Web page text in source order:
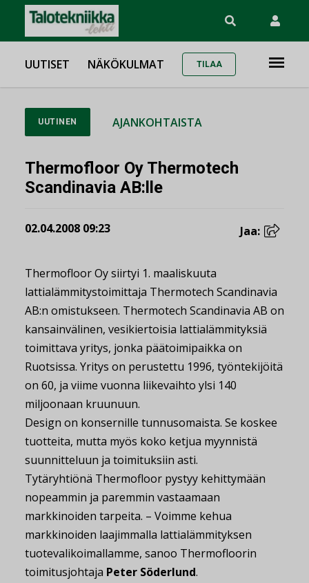
UUTISET NÄKÖKULMAT TILAA
UUTINEN AJANKOHTAISTA
Thermofloor Oy Thermotech
Scandinavia AB:lle
02.04.2008 09:23 Jaa:
Thermofloor Oy siirtyi 1. maaliskuuta
lattialämmitystoimittaja Thermotech Scandinavia
AB:n omistukseen. Thermotech Scandinavia AB on
kansainvälinen, vesikiertoisia lattialämmityksiä
toimittava yritys, jonka päätoimipaikka on
Ruotsissa. Yritys on perustettu 1996, työntekijöitä
on 60, ja viime vuonna liikevaihto ylsi 140
miljoonaan kruunuun.
Design on konsernille tunnusomaista. Se koskee
tuotteita, mutta myös koko ketjua myynnistä
suunnitteluun ja toimituksiin asti.
Tytäryhtiönä Thermofloor pystyy kehittymään
nopeammin ja paremmin vastaamaan
markkinoiden tarpeita. – Voimme kehua
markkinoiden laajimmalla lattialämmityksen
tuotevalikoimallamme, sanoo Thermofloorin
toimitusjohtaja Peter Söderlund.